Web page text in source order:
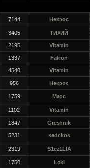
7144 Некрос
3405 ТИХИЙ
2195 Vitamin
1337 Falcon
4540 Vitamin
956 Некрос
1759 Марс
1102 Vitamin
1847 Greshnik
5231 sedokos
2319 S1cz1LIA
1750 Loki